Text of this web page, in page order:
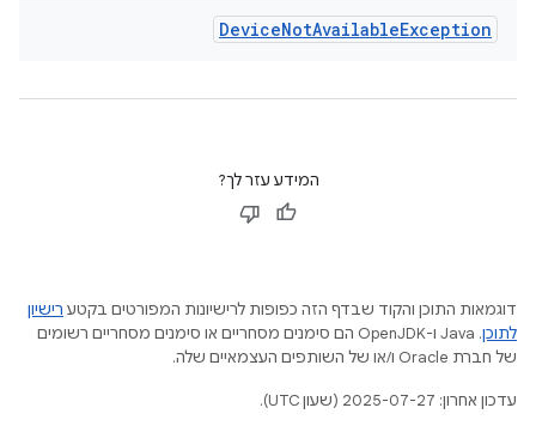
DeviceNotAvailableException
המידע עזר לך?
דוגמאות התוכן והקוד שבדף הזה כפופות לרישיונות המפורטים בקטע רישיון
לתוכן
.‏ Java ו-OpenJDK הם סימנים מסחריים או סימנים מסחריים רשומים
של חברת Oracle ו/או של השותפים העצמאיים שלה.
עדכון אחרון: 2025-07-27 (שעון UTC).